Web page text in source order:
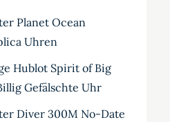
Planet Ocean
Uhren
Hublot Spirit of Big
Gefälschte Uhr
Diver 300M No-Date